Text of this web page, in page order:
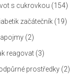
s cukrovkou (154)
začátečník (19)
(2)
reagovat (3)
prostředky (2)